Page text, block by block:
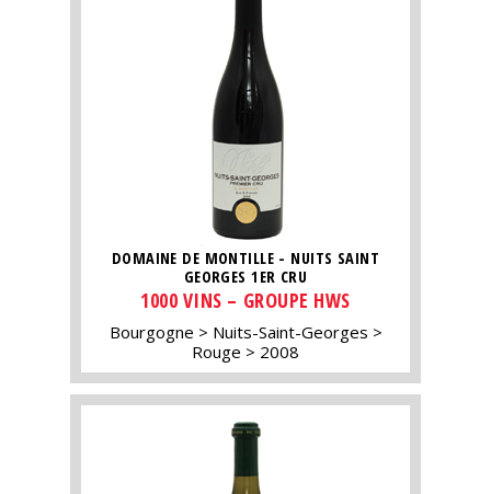
DOMAINE DE MONTILLE - NUITS SAINT
GEORGES 1ER CRU
1000 VINS – GROUPE HWS
Bourgogne
Nuits-Saint-Georges
Rouge
2008